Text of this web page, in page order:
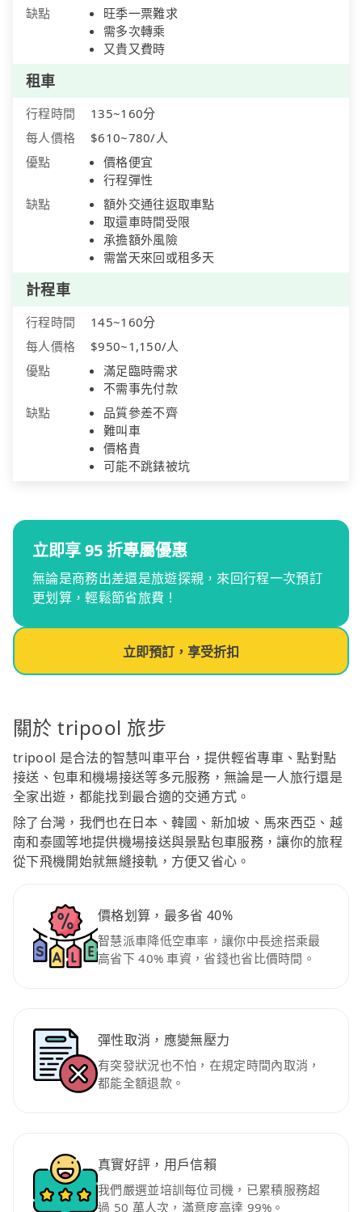
缺點
旺季一票難求
需多次轉乘
又貴又費時
租車
行程時間
135~160分
每人價格
$610~780/人
優點
價格便宜
行程彈性
缺點
額外交通往返取車點
取還車時間受限
承擔額外風險
需當天來回或租多天
計程車
行程時間
145~160分
每人價格
$950~1,150/人
優點
滿足臨時需求
不需事先付款
缺點
品質參差不齊
難叫車
價格貴
可能不跳錶被坑
立即享 95 折專屬優惠
無論是商務出差還是旅遊探親，來回行程一次預訂
更划算，輕鬆節省旅費！
立即預訂，享受折扣
關於 tripool 旅步
tripool 是合法的智慧叫車平台，提供輕省專車、點對點
接送、包車和機場接送等多元服務，無論是一人旅行還是
全家出遊，都能找到最合適的交通方式。
除了台灣，我們也在日本、韓國、新加坡、馬來西亞、越
南和泰國等地提供機場接送與景點包車服務，讓你的旅程
從下飛機開始就無縫接軌，方便又省心。
價格划算，最多省 40%
智慧派車降低空車率，讓你中長途搭乘最
高省下 40% 車資，省錢也省比價時間。
彈性取消，應變無壓力
有突發狀況也不怕，在規定時間內取消，
都能全額退款。
真實好評，用戶信賴
我們嚴選並培訓每位司機，已累積服務超
過 50 萬人次，滿意度高達 99%。